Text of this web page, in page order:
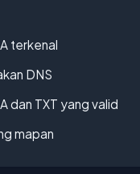
terkenal
DNS
dan TXT yang valid
mapan